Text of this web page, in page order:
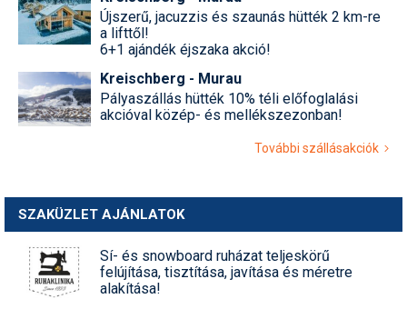
Újszerű, jacuzzis és szaunás hütték 2 km-re
a lifttől!
6+1 ajándék éjszaka akció!
Kreischberg - Murau
Pályaszállás hütték 10% téli előfoglalási
akcióval közép- és mellékszezonban!
További szállásakciók
SZAKÜZLET AJÁNLATOK
Sí- és snowboard ruházat teljeskörű
felújítása, tisztítása, javítása és méretre
alakítása!